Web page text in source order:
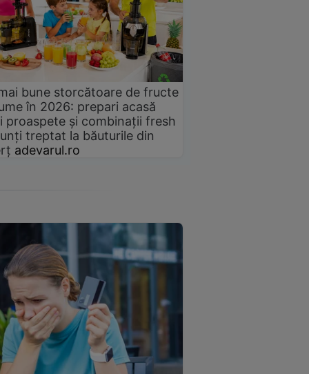
bune storcătoare de fructe
în 2026: prepari acasă
proaspete și combinații fresh
treptat la băuturile din
adevarul.ro